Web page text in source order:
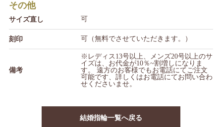
その他
サイズ直し 可
刻印 可（無料でさせていただきます。）
備考
※レディス13号以上、メンズ20号以上のサ
イズは、お代金が10％~割増しになりま
す。 遠方のお客様でもお電話にてご注文
可能です、詳しくはお電話にてお問い合わ
せくださいませ。
結婚指輪一覧へ戻る